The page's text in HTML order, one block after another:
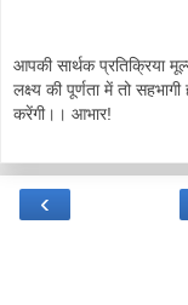
आपकी सार्थक प्रतिक्रिया
लक्ष्य की पूर्णता में तो
करेंगी।। आभार!
‹